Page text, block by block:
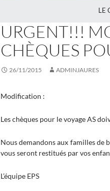
LE
URGENT!!!
CHÈQUES
26/11/2015 ADMINJAURES
Modification :
Les chèques pour le voyage AS
Nous demandons aux familles de
vous seront restitués par vos
L’équipe EPS